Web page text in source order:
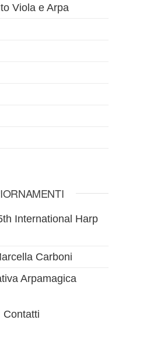
Viola e Arpa
International Harp
Carboni
Arpamagica
Contatti